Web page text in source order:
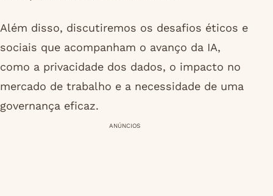
Além disso, discutiremos os desafios éticos e
sociais que acompanham o avanço da IA,
como a privacidade dos dados, o impacto no
mercado de trabalho e a necessidade de uma
governança eficaz.
ANÚNCIOS